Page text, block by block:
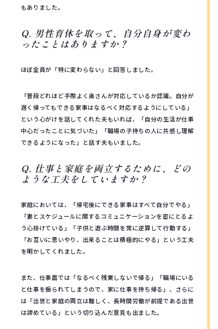
もありました。
Q. 男性育休を取って、自分自身が変わ
ったことはありますか？
ほぼ全員が「特に変わらない」と回答しました。
「普段どれほど手際よく奥さんが対応しているか認識。自分が
遅く帰ってもできる家事はなるべく対応するようにしている」
という心がけを話してくれた夫もいれば、「自分の生活が仕事
中心だったことに気づいた」「職場の子持ちの人に共感し理解
できるようになった」と話す夫もいました。
Q. 仕事と家庭を両立するために、どの
ような工夫をしていますか？
家庭においては、「帰宅後にできる家事はすべて自分でやる」
「妻とスケジュールに関するコミュニケーションを密にとるよ
う心掛けている」「子供と遊ぶ時間を常に逆算して行動する」
「お互いに思いやり、出来ることは積極的にやる」という工夫
を明かしてくれました。
また、仕事面では「なるべく残業しないで帰る」「職場にいる
と仕事を振られてしまうので、家に仕事を持ち帰る」、さらに
は「出世と家庭の両立は難しく、長時間労働が前提である出世
は諦めている」という切り込んだ意見も出ました。